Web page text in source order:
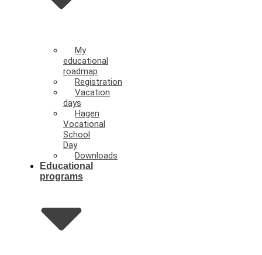
My
educational
roadmap
Registration
Vacation
days
Hagen
Vocational
School
Day
Downloads
Educational
programs